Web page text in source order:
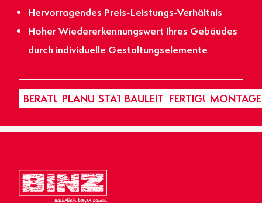
Hervorragendes Preis-Leistungs-Verhältnis
Hoher Wiedererkennungswert Ihres Gebäudes
durch individuelle Gestaltungselemente
BERATUNGPLANUNGSTATIKBAULEITUNGFERTIGUNGMONTAGE